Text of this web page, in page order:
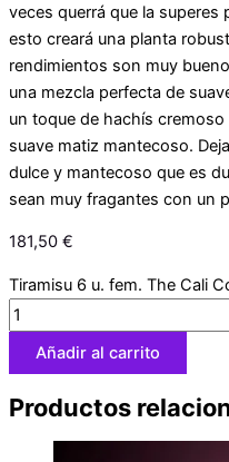
veces querrá que la superes
esto creará una planta
rendimientos son muy
una mezcla perfecta de
un toque de hachís
suave matiz mantecoso.
dulce y mantecoso que es
sean muy fragantes con un
181,50 €
Tiramisu 6 u. fem. The Cali
Añadir al carrito
Productos